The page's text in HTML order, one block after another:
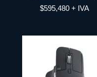
$595,480 + IVA